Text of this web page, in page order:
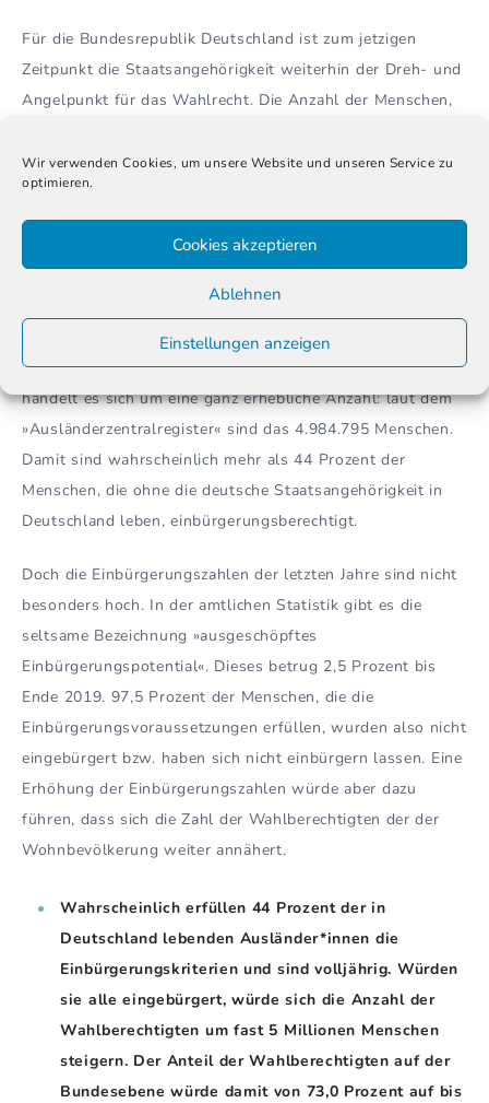
Wir verwenden Cookies, um unsere Website und unseren Service zu
optimieren.
Cookies akzeptieren
Ablehnen
Einstellungen anzeigen
Für die Bundesrepublik Deutschland ist zum jetzigen
Zeitpunkt die Staatsangehörigkeit weiterhin der Dreh- und
Angelpunkt für das Wahlrecht. Die Anzahl der Menschen,
schwer zu erfassen. Um überhaupt einen Anhaltspunkt zu
haben, bedient sich das Statistische Bundesamt einer
Hilfskonstruktion.
Die vereinfachende Annahme ist, dass Menschen ohne
deutsche Staatsangehörigkeit, die seit mehr als zehn
Jahren in Deutschland leben, bestimmt die
Voraussetzungen für eine Einbürgerung erfüllen. Hierbei
handelt es sich um eine ganz erhebliche Anzahl: laut dem
»Ausländerzentralregister« sind das 4.984.795 Menschen.
Damit sind wahrscheinlich mehr als 44 Prozent der
Menschen, die ohne die deutsche Staatsangehörigkeit in
Deutschland leben, einbürgerungsberechtigt.
Doch die Einbürgerungszahlen der letzten Jahre sind nicht
besonders hoch. In der amtlichen Statistik gibt es die
seltsame Bezeichnung »ausgeschöpftes
Einbürgerungspotential«. Dieses betrug 2,5 Prozent bis
Ende 2019. 97,5 Prozent der Menschen, die die
Einbürgerungsvoraussetzungen erfüllen, wurden also nicht
eingebürgert bzw. haben sich nicht einbürgern lassen. Eine
Erhöhung der Einbürgerungszahlen würde aber dazu
führen, dass sich die Zahl der Wahlberechtigten der der
Wohnbevölkerung weiter annähert.
Wahrscheinlich erfüllen 44 Prozent der in
Deutschland lebenden Ausländer*innen die
Einbürgerungskriterien und sind volljährig. Würden
sie alle eingebürgert, würde sich die Anzahl der
Wahlberechtigten um fast 5 Millionen Menschen
steigern. Der Anteil der Wahlberechtigten auf der
Bundesebene würde damit von 73,0 Prozent auf bis